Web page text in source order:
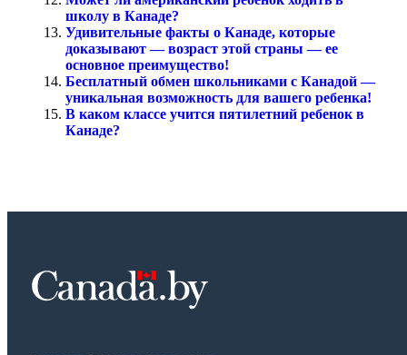
школу в Канаде?
Удивительные факты о Канаде, которые
доказывают — возраст этой страны — ее
основное преимущество!
Бесплатный обмен школьниками с Канадой —
уникальная возможность для вашего ребенка!
В каком классе учится пятилетний ребенок в
Канаде?